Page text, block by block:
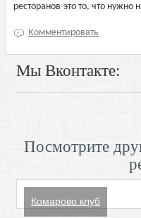
ресторанов-это то, что
Комментировать
Мы Вконтакте:
Посмотрите
Комарово клуб